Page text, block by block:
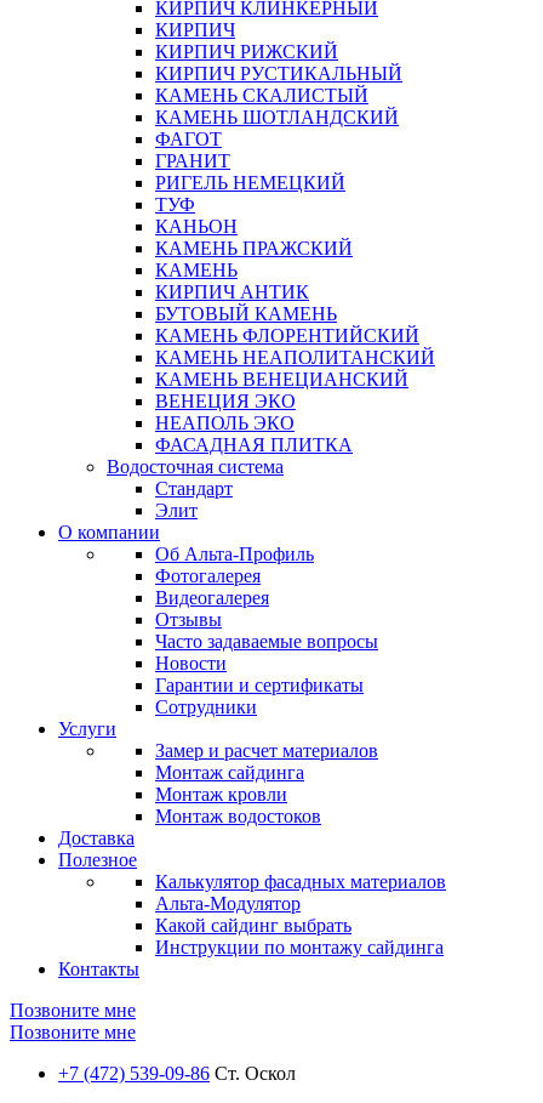
КИРПИЧ КЛИНКЕРНЫЙ
КИРПИЧ
КИРПИЧ РИЖСКИЙ
КИРПИЧ РУСТИКАЛЬНЫЙ
КАМЕНЬ СКАЛИСТЫЙ
КАМЕНЬ ШОТЛАНДСКИЙ
ФАГОТ
ГРАНИТ
РИГЕЛЬ НЕМЕЦКИЙ
ТУФ
КАНЬОН
КАМЕНЬ ПРАЖСКИЙ
КАМЕНЬ
КИРПИЧ АНТИК
БУТОВЫЙ КАМЕНЬ
КАМЕНЬ ФЛОРЕНТИЙСКИЙ
КАМЕНЬ НЕАПОЛИТАНСКИЙ
КАМЕНЬ ВЕНЕЦИАНСКИЙ
ВЕНЕЦИЯ ЭКО
НЕАПОЛЬ ЭКО
ФАСАДНАЯ ПЛИТКА
Водосточная система
Стандарт
Элит
О компании
Об Альта-Профиль
Фотогалерея
Видеогалерея
Отзывы
Часто задаваемые вопросы
Новости
Гарантии и сертификаты
Сотрудники
Услуги
Замер и расчет материалов
Монтаж сайдинга
Монтаж кровли
Монтаж водостоков
Доставка
Полезное
Калькулятор фасадных материалов
Альта-Модулятор
Какой сайдинг выбрать
Инструкции по монтажу сайдинга
Контакты
Позвоните мне
Позвоните мне
+7 (472) 539-09-86 Ст. Оскол